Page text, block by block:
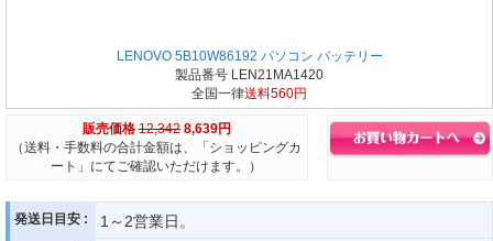
LENOVO 5B10W86192 パソコン バッテリー
製品番号 LEN21MA1420
全国一律送料560円
販売価格 12,342 8,639円
（送料・手数料の合計金額は、「ショッピングカ
ート」にてご確認いただけます。）
発送日目安 : 1～2営業日。